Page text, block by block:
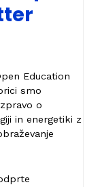
Education
smo
o
in energetiki z